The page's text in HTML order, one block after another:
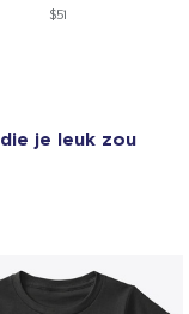
$51
die je leuk zou